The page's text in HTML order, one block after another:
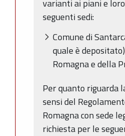
varianti ai piani e
seguenti sedi:
Comune di
quale è
Romagna e della
Per quanto riguarda
sensi del
Romagna con sede
richiesta per le